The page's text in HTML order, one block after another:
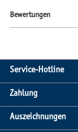
Bewertungen
Service-Hotline
Zahlung
Auszeichnungen